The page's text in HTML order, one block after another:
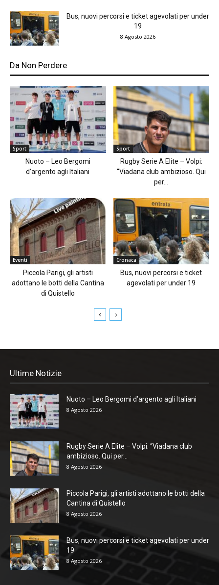
Bus, nuovi percorsi e ticket agevolati per under
19
8 Agosto 2026
Da Non Perdere
Sport
Nuoto – Leo Bergomi
d’argento agli Italiani
Sport
Rugby Serie A Elite – Volpi:
“Viadana club ambizioso. Qui
per...
Eventi
Piccola Parigi, gli artisti
adottano le botti della Cantina
di Quistello
Cronaca
Bus, nuovi percorsi e ticket
agevolati per under 19
Ultime Notizie
Nuoto – Leo Bergomi d’argento agli Italiani
8 Agosto 2026
Rugby Serie A Elite – Volpi: “Viadana club
ambizioso. Qui per...
8 Agosto 2026
Piccola Parigi, gli artisti adottano le botti della
Cantina di Quistello
8 Agosto 2026
Bus, nuovi percorsi e ticket agevolati per under
19
8 Agosto 2026